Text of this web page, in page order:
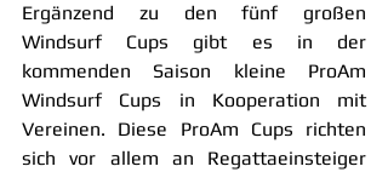
Ergänzend zu den fünf großen
Windsurf Cups gibt es in der
kommenden Saison kleine ProAm
Windsurf Cups in Kooperation mit
Vereinen. Diese ProAm Cups richten
sich vor allem an Regattaeinsteiger